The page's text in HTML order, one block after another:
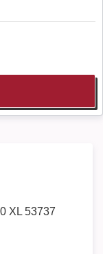
XL 53737